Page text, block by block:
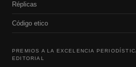
Réplicas
Código etico
PREMIOS A LA EXCELENCIA
EDITORIAL